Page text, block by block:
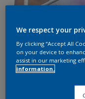
We respect your
By clicking “Accept All
on your device to
assist in our marketing
information.